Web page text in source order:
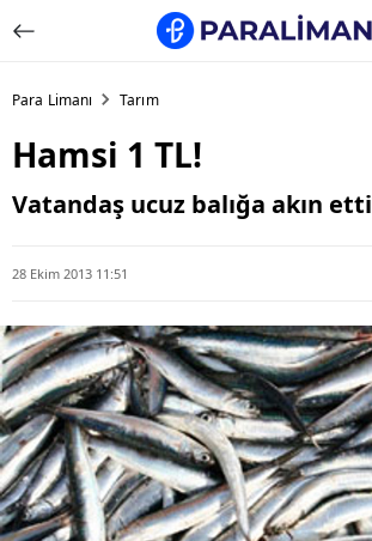
Para Limanı Tarım
Hamsi 1 TL!
Vatandaş ucuz balığa akın etti
28 Ekim 2013 11:51